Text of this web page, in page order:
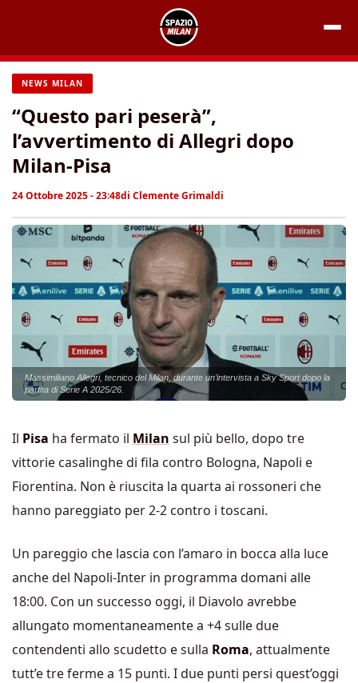
contenuto
NEWS MILAN
“Questo pari peserà”,
l’avvertimento di Allegri dopo
Milan-Pisa
24 Ottobre 2025 - 23:48di Clemente Grimaldi
Massimiliano Allegri, tecnico del Milan, durante un’intervista a Sky Sport dopo la
partita di Serie A 2025/26.
Il Pisa ha fermato il Milan sul più bello, dopo tre
vittorie casalinghe di fila contro Bologna, Napoli e
Fiorentina. Non è riuscita la quarta ai rossoneri che
hanno pareggiato per 2-2 contro i toscani.
Un pareggio che lascia con l’amaro in bocca alla luce
anche del Napoli-Inter in programma domani alle
18:00. Con un successo oggi, il Diavolo avrebbe
allungato momentaneamente a +4 sulle due
contendenti allo scudetto e sulla Roma, attualmente
tutt’e tre ferme a 15 punti. I due punti persi quest’oggi